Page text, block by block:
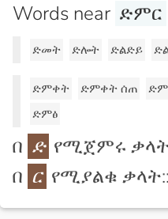
Words near ድምር
ድመት ድሎት ድልድይ
ድምቀት ድምቀት ሰጠ
ድምፅ
በ ድ የሚጀምሩ
በ ር የሚያልቁ ቃላት::